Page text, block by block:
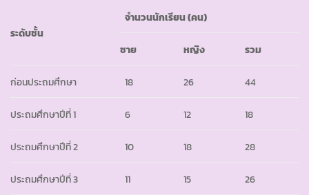
ระดับชั้น
จำนวนนักเรียน(คน)
ชาย หญิง รวม
ก่อนประถมศึกษา 18 26 44
ประถมศึกษาปีที่ 1 6 12 18
ประถมศึกษาปีที่ 2 10 18 28
ประถมศึกษาปีที่ 3 11 15 26